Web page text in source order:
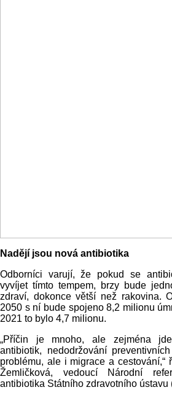
Nadějí jsou nová antibiotika
Odborníci varují, že pokud se
vyvíjet tímto tempem, brzy bude
zdraví, dokonce větší než rakovina.
2050 s ní bude spojeno 8,2 milionu
2021 to bylo 4,7 milionu.
„Příčin je mnoho, ale zejména
antibiotik, nedodržování
problému, ale i migrace a cestování,“
Žemličková, vedoucí Národní
antibiotika Státního zdravotního ústavu